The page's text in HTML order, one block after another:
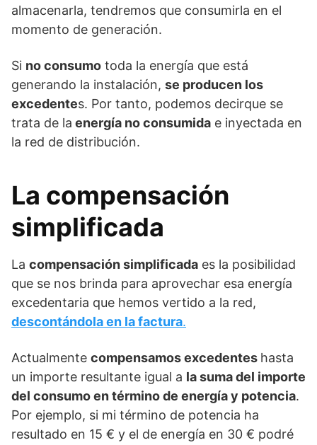
almacenarla, tendremos que consumirla en el
momento de generación.
Si no consumo toda la energía que está
generando la instalación, se producen los
excedentes. Por tanto, podemos decirque se
trata de la energía no consumida e inyectada en
la red de distribución.
La compensación
simplificada
La compensación simplificada es la posibilidad
que se nos brinda para aprovechar esa energía
excedentaria que hemos vertido a la red,
descontándola en la factura.
Actualmente compensamos excedentes hasta
un importe resultante igual a la suma del importe
del consumo en término de energía y potencia.
Por ejemplo, si mi término de potencia ha
resultado en 15 € y el de energía en 30 € podré